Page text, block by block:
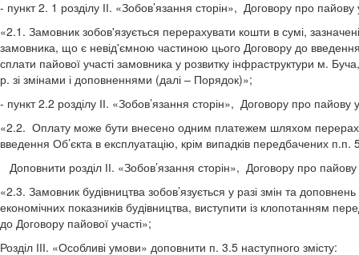
- пункт 2. 1 розділу ІІ. «Зобов’язання сторін», Договору про
«2.1. Замовник зобов'язується перерахувати кошти в сумі,
замовника, що є невід'ємною частиною цього Договору до
сплати пайової участі замовника у розвитку інфраструктури м.
р. зі змінами і доповненнями (далі – Порядок)»;
- пункт 2.2 розділу ІІ. «Зобов’язання сторін», Договору про пайову
«2.2. Оплату може бути внесено одним платежем шляхом
введення Об’єкта в експлуатацію, крім випадків передбачених п.п.
Доповнити розділ ІІ. «Зобов’язання сторін», Договору про
«2.3. Замовник будівництва зобов’язується у разі змін та
економічних показників будівництва, виступити із клопотанням
до Договору пайової участі»;
Розділ ІІІ. «Особливі умови» доповнити п. 3.5 наступного змісту: